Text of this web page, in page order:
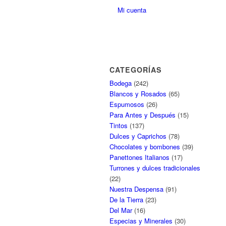
CATEGORÍAS
Bodega (242)
Blancos y Rosados (65)
Espumosos (26)
Para Antes y Después (15)
Tintos (137)
Dulces y Caprichos (78)
Chocolates y bombones (39)
Panettones Italianos (17)
Turrones y dulces tradicionales
(22)
Nuestra Despensa (91)
De la Tierra (23)
Del Mar (16)
Especias y Minerales (30)